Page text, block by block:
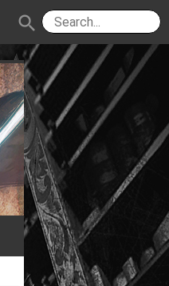
search